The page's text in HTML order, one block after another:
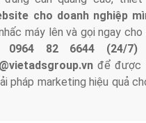
cho doanh nghiệp
máy lên và gọi ngay
0964 82 6644 (24/7)
để được
pháp marketing hiệu quả